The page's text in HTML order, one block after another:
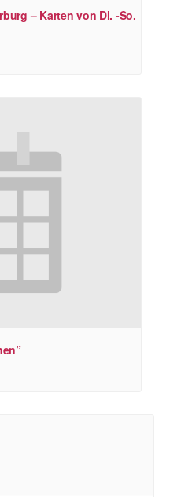
– Karten von Di. -So.